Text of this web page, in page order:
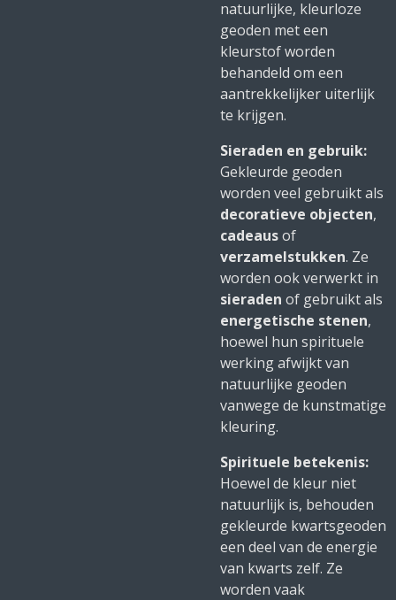
natuurlijke, kleurloze
geoden met een
kleurstof worden
behandeld om een
aantrekkelijker uiterlijk
te krijgen.
Sieraden en gebruik:
Gekleurde geoden
worden veel gebruikt als
decoratieve objecten,
cadeausof
verzamelstukken. Ze
worden ook verwerkt in
sieraden of gebruikt als
energetische stenen,
hoewel hun spirituele
werking afwijkt van
natuurlijke geoden
vanwege de kunstmatige
kleuring.
Spirituele betekenis:
Hoewel de kleur niet
natuurlijk is, behouden
gekleurde kwartsgeoden
een deel van de energie
van kwarts zelf. Ze
worden vaak